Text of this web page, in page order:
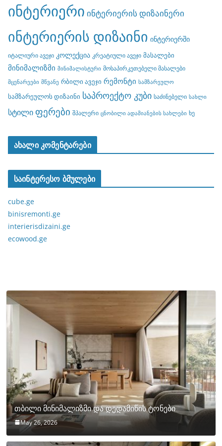
ინტერიერი ინტერიერის დიზაინერი
ინტერიერის დიზაინი ინტერიერში
იტალიური ავეჯი კოლექცია კრეატიული ავეჯი მასალები
მინიმალიზმი მინიმალისტური მოსაპირკეთებელი მასალები
მცენარეები მწვანე რბილი ავეჯი რემონტი სამზარეულო
სამზარეულოს დიზაინი საპროექტო კუბი საძინებელი სახლი
სტილი ფერები შპალერი ცნობილი ადამიანების სახლები ხე
ახალი კომენტარები
საინტერესო ბმულები
cube.ge
binisremonti.ge
interierisdizaini.ge
ecowood.ge
თბილი მინიმალიზმი და დედამიწის ტონები
May 26, 2026